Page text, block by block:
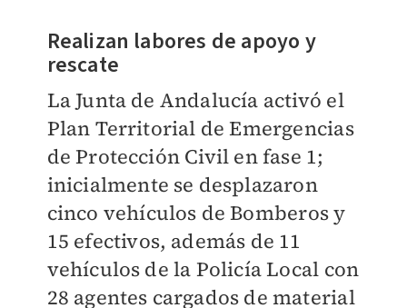
Realizan labores de apoyo y
rescate
La Junta de Andalucía activó el
Plan Territorial de Emergencias
de Protección Civil en fase 1;
inicialmente se desplazaron
cinco vehículos de Bomberos y
15 efectivos, además de 11
vehículos de la Policía Local con
28 agentes cargados de material